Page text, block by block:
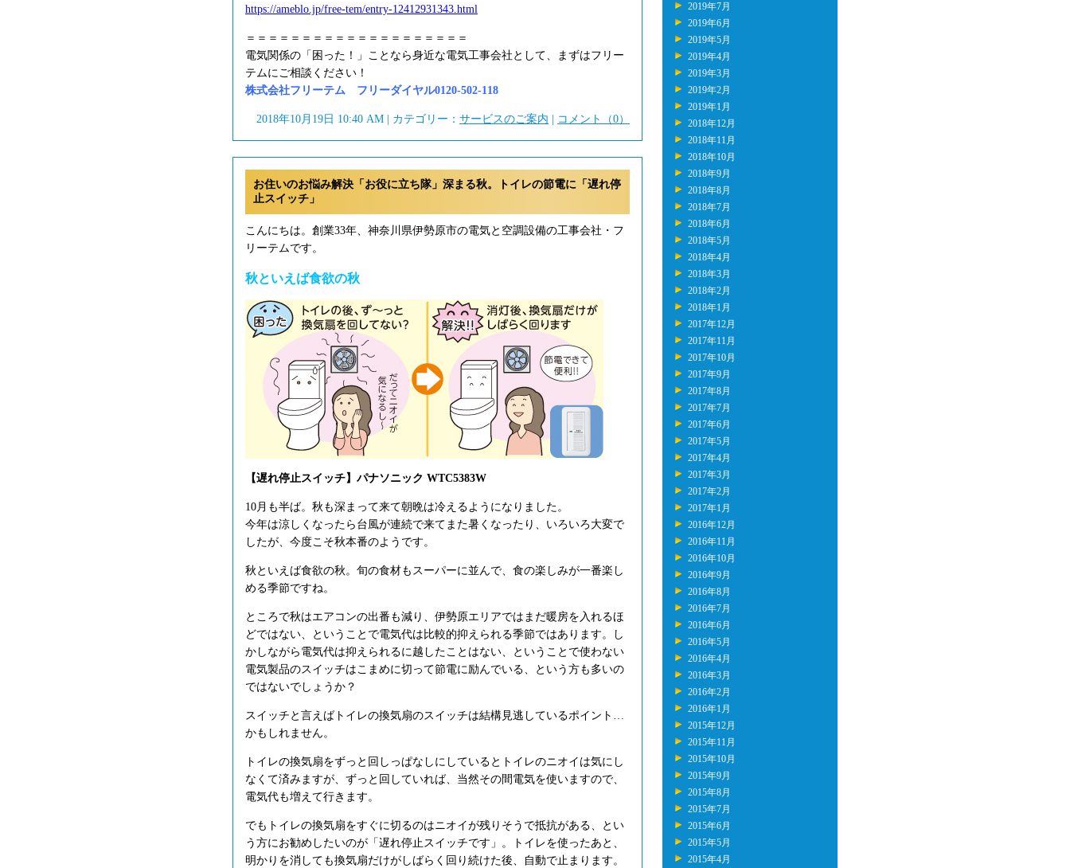
https://ameblo.jp/free-tem/entry-12412931343.html
＝＝＝＝＝＝＝＝＝＝＝＝＝＝＝＝＝＝＝＝
電気関係の「困った！」ことなら身近な電気工事会社として、まずはフリー
テムにご相談ください！
株式会社フリーテム フリーダイヤル0120-502-118
2018年10月19日 10:40 AM | カテゴリー： サービスのご案内 コメント（0）
お住いのお悩み解決「お役に立ち隊」深まる秋。トイレの節電に「遅れ停
止スイッチ」
こんにちは。創業33年、神奈川県伊勢原市の電気と空調設備の工事会社・フ
リーテムです。
秋といえば食欲の秋
【遅れ停止スイッチ】パナソニック WTC5383W
10月も半ば。秋も深まって来て朝晩は冷えるようになりました。
今年は涼しくなったら台風が連続で来てまた暑くなったり、いろいろ大変で
したが、今度こそ秋本番のようです。
秋といえば食欲の秋。旬の食材もスーパーに並んで、食の楽しみが一番楽し
める季節ですね。
ところで秋はエアコンの出番も減り、伊勢原エリアではまだ暖房を入れるほ
どではない、ということで電気代は比較的抑えられる季節ではあります。し
かしながら電気代は抑えられるに越したことはない、ということで使わない
電気製品のスイッチはこまめに切って節電に励んでいる、という方も多いの
ではないでしょうか？
スイッチと言えばトイレの換気扇のスイッチは結構見逃しているポイント…
かもしれません。
トイレの換気扇をずっと回しっぱなしにしているとトイレのニオイは気にし
なくて済みますが、ずっと回していれば、当然その間電気を使いますので、
電気代も増えて行きます。
でもトイレの換気扇をすぐに切るのはニオイが残りそうで抵抗がある、とい
う方にお勧めしたいのが「遅れ停止スイッチです」。トイレを使ったあと、
明かりを消しても換気扇だけがしばらく回り続けた後、自動で止まります。
2019年7月
2019年6月
2019年5月
2019年4月
2019年3月
2019年2月
2019年1月
2018年12月
2018年11月
2018年10月
2018年9月
2018年8月
2018年7月
2018年6月
2018年5月
2018年4月
2018年3月
2018年2月
2018年1月
2017年12月
2017年11月
2017年10月
2017年9月
2017年8月
2017年7月
2017年6月
2017年5月
2017年4月
2017年3月
2017年2月
2017年1月
2016年12月
2016年11月
2016年10月
2016年9月
2016年8月
2016年7月
2016年6月
2016年5月
2016年4月
2016年3月
2016年2月
2016年1月
2015年12月
2015年11月
2015年10月
2015年9月
2015年8月
2015年7月
2015年6月
2015年5月
2015年4月